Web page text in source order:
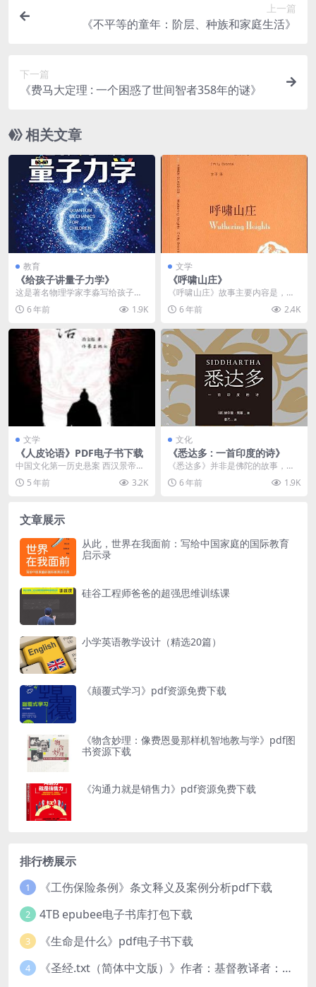
上一篇
《不平等的童年：阶层、种族和家庭生活》
下一篇
《费马大定理 : 一个困惑了世间智者358年的谜》
相关文章
教育
《给孩子讲量子力学》
这是著名物理学家李淼写给孩子的
量子力学普及读物。他将抽象难懂
的量子力学巧妙化为日...
6 年前 1.9K
文学
《呼啸山庄》
《呼啸山庄》故事主要内容是，弃
儿希克厉被“呼啸山庄”的主人欧肖收
养，欧肖的女儿卡...
6 年前 2.4K
文学
《人皮论语》PDF电子书下载
中国文化第一历史悬案 西汉景帝末
年，孔子旧宅墙壁中发掘出一批古
简，其中有一部孤本...
5 年前 3.2K
文化
《悉达多 : 一首印度的诗》
《悉达多》并非是佛陀的故事，它
讲述了一个人的一生，千万寻常人
亦会经历的一生。意气...
6 年前 1.9K
文章展示
从此，世界在我面前：写给中国家庭的国际教育
启示录
硅谷工程师爸爸的超强思维训练课
小学英语教学设计（精选20篇）
《颠覆式学习》pdf资源免费下载
《物含妙理：像费恩曼那样机智地教与学》pdf图
书资源下载
《沟通力就是销售力》pdf资源免费下载
排行榜展示
1 《工伤保险条例》条文释义及案例分析pdf下载
2 4TB epubee电子书库打包下载
3 《生命是什么》pdf电子书下载
4
《圣经.txt（简体中文版）》作者：基督教译者：中国基督教协会